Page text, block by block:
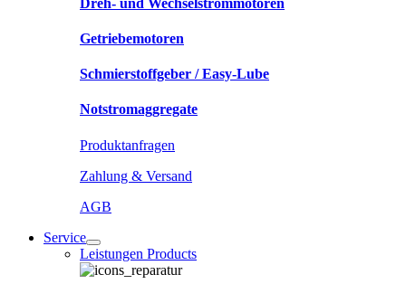
Getriebemotoren
Schmierstoffgeber / Easy-Lube
Notstromaggregate
Produktanfragen
Zahlung & Versand
AGB
Service
Leistungen Products